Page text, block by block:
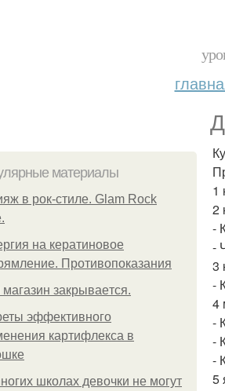
материалы
в рок-стиле. Glam Rock
на кератиновое
Противопоказания
зaкрывaeтся.
эффективного
картифлекса в
школах девочки не могут
1
2
-
-
3
-
4
-
-
-
5